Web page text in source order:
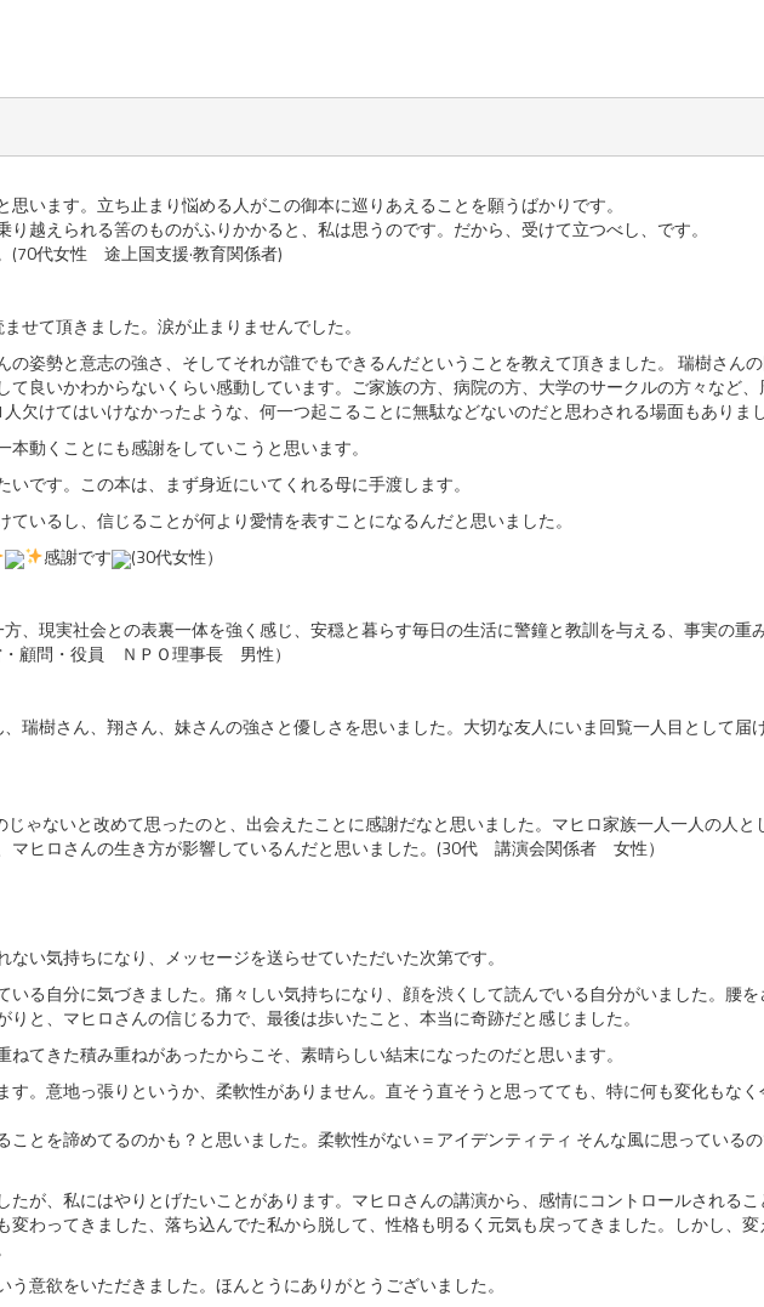
います。立ち止まり悩める人がこの御本に巡りあえることを願うばかりです。
越えられる筈のものがふりかかると、私は思うのです。だから、受けて立つべし、です。
(70代女性 途上国支援·教育関係者)
せて頂きました。涙が止まりませんでした。
の姿勢と意志の強さ、そしてそれが誰でもできるんだということを教えて頂きました。 瑞樹さん
て良いかわからないくらい感動しています。ご家族の方、病院の方、大学のサークルの方々など
欠けてはいけなかったような、何一つ起こることに無駄などないのだと思わされる場面もありまし
動くことにも感謝をしていこうと思います。
です。この本は、まず身近にいてくれる母に手渡します。
いるし、信じることが何より愛情を表すことになるんだと思いました。
感謝です (30代女性）
、 現実社会との表裏一体を強く感じ、 安穏と暮らす毎日の生活に警鐘と教訓を与える、 事実の重
顧問・役員 ＮＰＯ理事長 男性）
瑞樹さん、翔さん、妹さんの強さと優しさを思いました。大切な友人にいま回覧一人目として届
ゃないと改めて思ったのと、出会えたことに感謝だなと思いました。マヒロ家族一人一人の人と
マヒロさんの生き方が影響しているんだと思いました。(30代 講演会関係者 女性）
い気持ちになり、メッセージを送らせていただいた次第です。
いる自分に気づきました。痛々しい気持ちになり、顔を渋くして読んでいる自分がいました。腰
と、マヒロさんの信じる力で、最後は歩いたこと、本当に奇跡だと感じました。
てきた積み重ねがあったからこそ、素晴らしい結末になったのだと思います。
。意地っ張りというか、柔軟性がありません。直そう直そうと思ってても、特に何も変化もなく
ことを諦めてるのかも？と思いました。柔軟性がない＝アイデンティティ そんな風に思っている
たが、私にはやりとげたいことがあります。マヒロさんの講演から、感情にコントロールされる
変わってきました、落ち込んでた私から脱して、性格も明るく元気も戻ってきました。しかし、
意欲をいただきました。ほんとうにありがとうございました。